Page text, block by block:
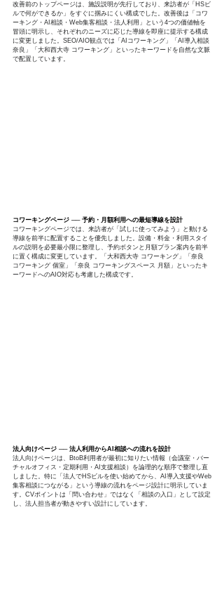
改善前のトップページは、施設説明が先行しており、来訪者が「HSビ
ルで何ができるか」をすぐに掴みにくい構成でした。改善後は「コワ
ーキング・AI相談・Web集客相談・法人利用」という4つの価値軸を
冒頭に明示し、それぞれのニーズに応じた導線を即座に提示する構成
に変更しました。SEO/AIO観点では「AIコワーキング」「AI導入相談
奈良」「大和西大寺 コワーキング」といったキーワードを自然な文脈
で配置しています。
コワーキングページ ── 予約・月額利用への最短導線を設計
コワーキングページでは、来訪者が「試しに使ってみよう」と動ける
導線を前半に配置することを優先しました。設備・料金・利用スタイ
ルの説明を必要最小限に整理し、予約ボタンと月額プラン案内を前半
に置く構成に変更しています。「大和西大寺 コワーキング」「奈良
コワーキング 個室」「奈良 コワーキングスペース 月額」といったキ
ーワードへのAIO対応も考慮した構成です。
法人向けページ ── 法人利用からAI相談への流れを設計
法人向けページは、BtoB利用者が最初に知りたい情報（会議室・バー
チャルオフィス・定期利用・AI支援相談）を論理的な順序で整理し直
しました。特に「法人でHSビルを使い始めてから、AI導入支援やWeb
集客相談につながる」という導線の流れをページ設計に明示していま
す。CVポイントは「問い合わせ」ではなく「相談の入口」として設定
し、法人担当者が動きやすい設計にしています。